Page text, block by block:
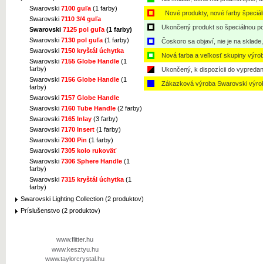
Swarovski 7100 guľa (1 farby)
Swarovski 7110 3/4 guľa
Swarovski 7125 pol guľa (1 farby)
Swarovski 7130 pol guľa (1 farby)
Swarovski 7150 kryštál úchytka
Swarovski 7155 Globe Handle (1
farby)
Swarovski 7156 Globe Handle (1
farby)
Swarovski 7157 Globe Handle
Swarovski 7160 Tube Handle (2 farby)
Swarovski 7165 Inlay (3 farby)
Swarovski 7170 Insert (1 farby)
Swarovski 7300 Pin (1 farby)
Swarovski 7305 kolo rukoväť
Swarovski 7306 Sphere Handle (1
farby)
Swarovski 7315 kryštál úchytka (1
farby)
Swarovski Lighting Collection (2 produktov)
Príslušenstvo (2 produktov)
www.flitter.hu
www.kesztyu.hu
www.taylorcrystal.hu
Nové produkty, nové farby
Ukončený produkt so špeciálnou
Čoskoro sa objaví, nie je na
Nová farba a veľkosť skupiny
Ukončený, k dispozícii do
Zákazková výroba Swarovski